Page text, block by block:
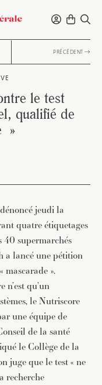
PRÉCÉDENT
le test
qualifié de
»
jeudi la
quatre étiquetages
supermarchés
a lancé une pétition
».
n’est qu’un
le Nutriscore
une équipe de
de la santé
le Collège de la
juge que le test « ne
recherche